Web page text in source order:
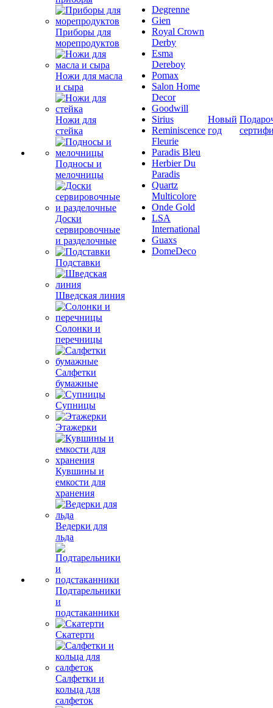
Приборы для
морепродуктов
Ножи для масла
и сыра
Ножи для
стейка
Подносы и
мелочницы
Доски
сервировочные
и разделочные
Подставки
Шведская линия
Солонки и
перечницы
Салфетки
бумажные
Супницы
Этажерки
Кувшины и
емкости для
хранения
Ведерки для
льда
Подтарельники
и
подстаканники
Скатерти
Салфетки и
кольца для
салфеток
Degrenne
Gien
Royal Crown
Derby
Esma
Dereboy
Pomax
Salon Home
Decor
Goodwill
Sirius
Reminiscence
Fleurie
Paradis Bleu
Herbier Du
Paradis
Quartz
Multicolore
Onde Gold
LSA
International
Guaxs
DomeDeco
Новый
год